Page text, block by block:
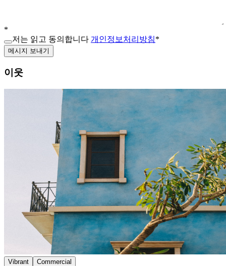
*
저는 읽고 동의합니다 개인정보처리방침*
메시지 보내기
이웃
Vibrant Commercial